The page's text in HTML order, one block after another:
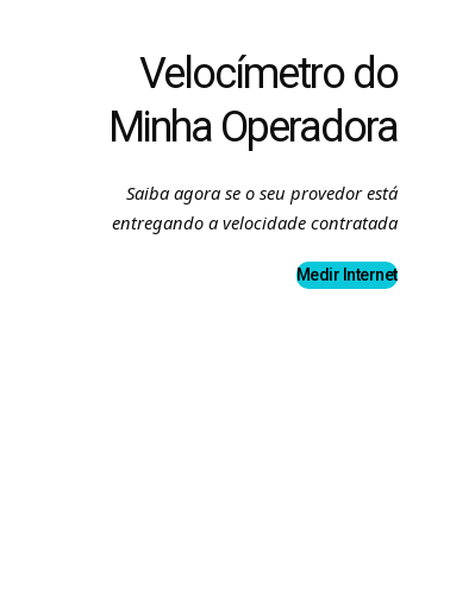
Velocímetro do
Minha Operadora
Saiba agora se o seu provedor está
entregando a velocidade contratada
Medir Internet